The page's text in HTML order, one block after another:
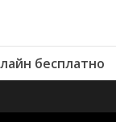
бесплатно